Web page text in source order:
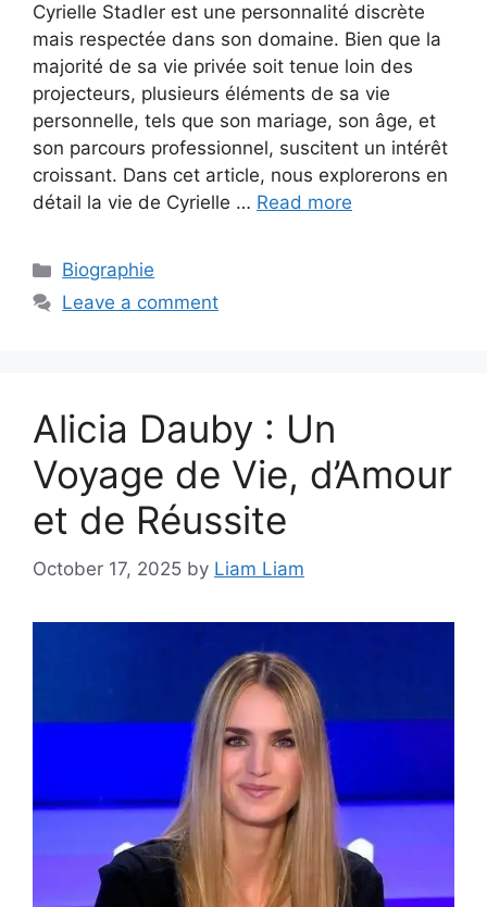
Cyrielle Stadler est une personnalité discrète
mais respectée dans son domaine. Bien que la
majorité de sa vie privée soit tenue loin des
projecteurs, plusieurs éléments de sa vie
personnelle, tels que son mariage, son âge, et
son parcours professionnel, suscitent un intérêt
croissant. Dans cet article, nous explorerons en
détail la vie de Cyrielle … Read more
Categories
Biographie
Leave a comment
Alicia Dauby : Un
Voyage de Vie, d’Amour
et de Réussite
October 17, 2025 by Liam Liam